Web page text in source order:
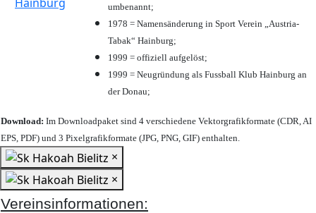
umbenannt;
1978 = Namensänderung in Sport Verein „Austria-
Tabak“ Hainburg;
1999 = offiziell aufgelöst;
1999 = Neugründung als Fussball Klub Hainburg an
der Donau;
Download: Im Downloadpaket sind 4 verschiedene Vektorgrafikformate (CDR, AI
EPS, PDF) und 3 Pixelgrafikformate (JPG, PNG, GIF) enthalten.
×
×
Vereinsinformationen: